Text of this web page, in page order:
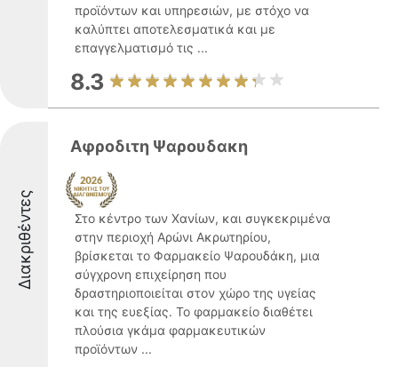
προϊόντων και υπηρεσιών, με στόχο να
καλύπτει αποτελεσματικά και με
επαγγελματισμό τις ...
8.3
Διακριθέντες
Αφροδιτη Ψαρουδακη
Στο κέντρο των Χανίων, και συγκεκριμένα
στην περιοχή Αρώνι Ακρωτηρίου,
βρίσκεται το Φαρμακείο Ψαρουδάκη, μια
σύγχρονη επιχείρηση που
δραστηριοποιείται στον χώρο της υγείας
και της ευεξίας. Το φαρμακείο διαθέτει
πλούσια γκάμα φαρμακευτικών
προϊόντων ...